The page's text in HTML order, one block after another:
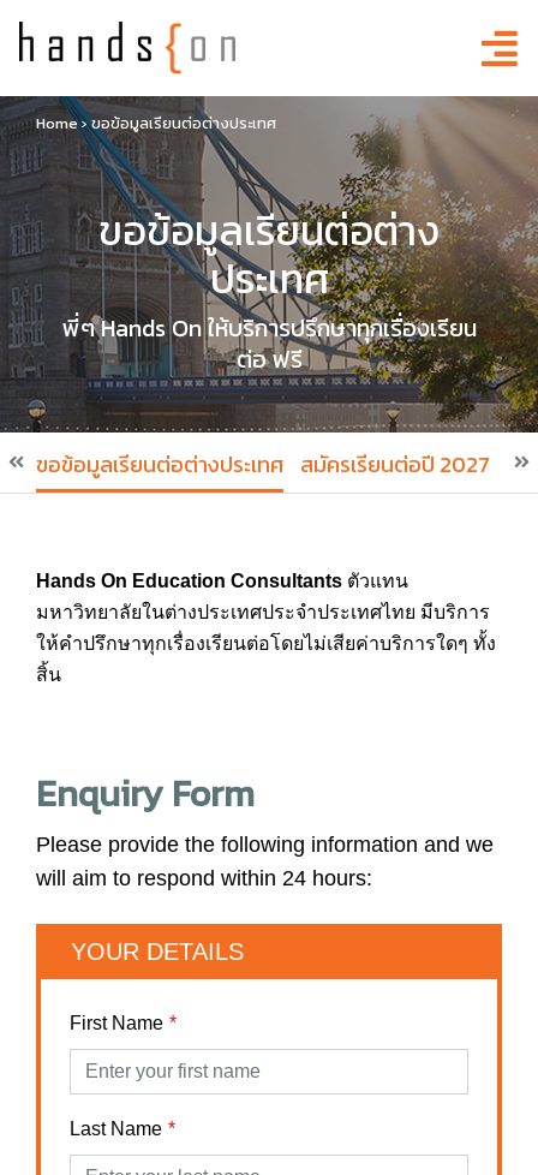
Home›ขอข้อมูลเรียนต่อต่างประเทศ
ขอข้อมูลเรียนต่อต่าง
ประเทศ
พี่ๆ Hands On ให้บริการปรึกษาทุกเรื่องเรียน
ต่อ ฟรี
ขอข้อมูลเรียนต่อต่างประเทศ สมัครเรียนต่อปี 2027 ส
Hands On Education Consultants ตัวแทน
มหาวิทยาลัยในต่างประเทศประจำประเทศไทย มีบริการ
ให้คำปรึกษาทุกเรื่องเรียนต่อโดยไม่เสียค่าบริการใดๆ ทั้ง
สิ้น
Enquiry Form
Please provide the following information and we
will aim to respond within 24 hours:
YOUR DETAILS
First Name
Last Name